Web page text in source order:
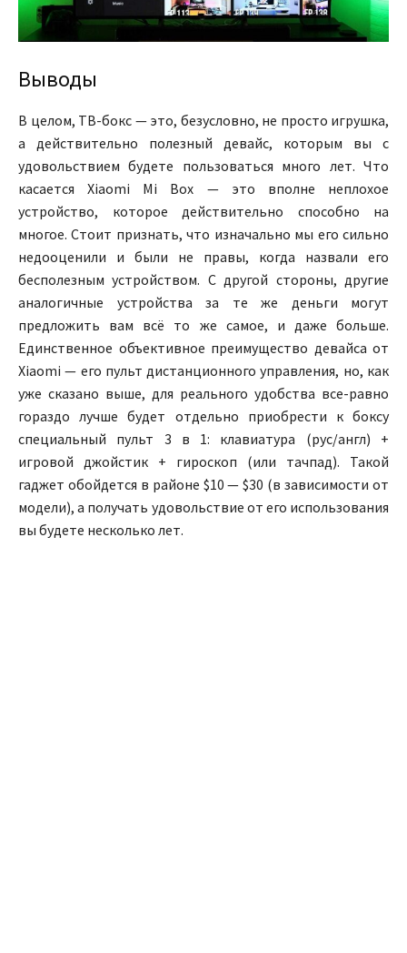
Выводы
В целом, ТВ-бокс — это, безусловно, не просто игрушка,
а действительно полезный девайс, которым вы с
удовольствием будете пользоваться много лет. Что
касается Xiaomi Mi Box — это вполне неплохое
устройство, которое действительно способно на
многое. Стоит признать, что изначально мы его сильно
недооценили и были не правы, когда назвали его
бесполезным устройством. С другой стороны, другие
аналогичные устройства за те же деньги могут
предложить вам всё то же самое, и даже больше.
Единственное объективное преимущество девайса от
Xiaomi — его пульт дистанционного управления, но, как
уже сказано выше, для реального удобства все-равно
гораздо лучше будет отдельно приобрести к боксу
специальный пульт 3 в 1: клавиатура (рус/англ) +
игровой джойстик + гироскоп (или тачпад). Такой
гаджет обойдется в районе $10 — $30 (в зависимости от
модели), а получать удовольствие от его использования
вы будете несколько лет.